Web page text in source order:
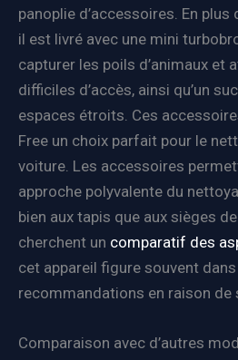
panoplie d’accessoires. En
il est livré avec une mini
capturer les poils d’animaux et
difficiles d’accès, ainsi qu’un
espaces étroits. Ces
Free un choix parfait pour le
voiture. Les accessoires
approche polyvalente du
bien aux tapis que aux sièges
cherchent un comparatif des
cet appareil figure souvent
recommandations en raison de
Comparaison avec d’autres